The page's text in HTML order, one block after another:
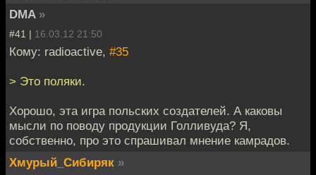
DMA »
#41 | 16.03.12 21:50
Кому: radioactive, #35
> Это поляки.
Хорошо, эта игра польских создателей. А каковы
мысли по поводу продукции Голливуда? Я,
собственно, про это спрашивал мнение камрадов.
Хмурый_Сибиряк »